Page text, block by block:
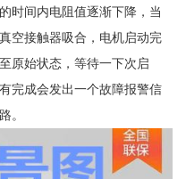
时间内电阻值逐渐下降，当
空接触器吸合，电机启动完
原始状态，等待一下次启
完成会发出一个故障报警信
。